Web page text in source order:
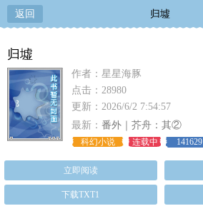
返回 归墟
归墟
作者：星星海豚
点击：28980
更新：2026/6/2 7:54:57
最新： 番外｜芥舟：其②
科幻小说 连载中 141629
立即阅读
下载TXT1